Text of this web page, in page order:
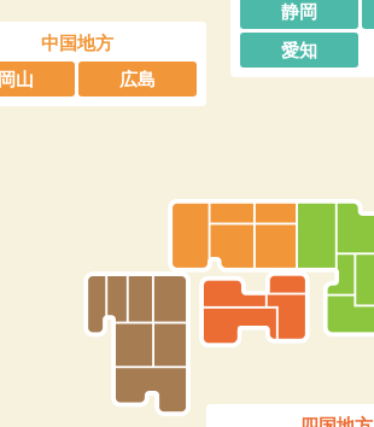
静岡
愛知
中国地方
岡山
広島